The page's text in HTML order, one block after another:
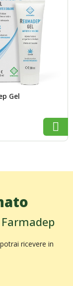
Gel
ricevere in